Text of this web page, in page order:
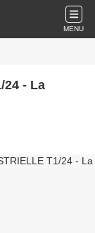
MENU
24 - La